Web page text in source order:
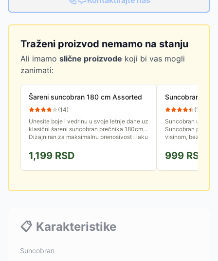
Traženi proizvod nemamo na stanju
Ali imamo slične proizvode koji bi vas mogli
zanimati:
Šareni suncobran 180 cm Assorted
(14)
Unesite boje i vedrinu u svoje letnje dane uz
klasični šareni suncobran prečnika 180cm.
Dizajniran za maksimalnu prenosivost i laku
upotrebu, ovaj...
1,199 RSD
Suncobran
(109
Suncobran u boji
Suncobran
visinom, bez
999 RSD
📋 Karakteristike
Suncobran